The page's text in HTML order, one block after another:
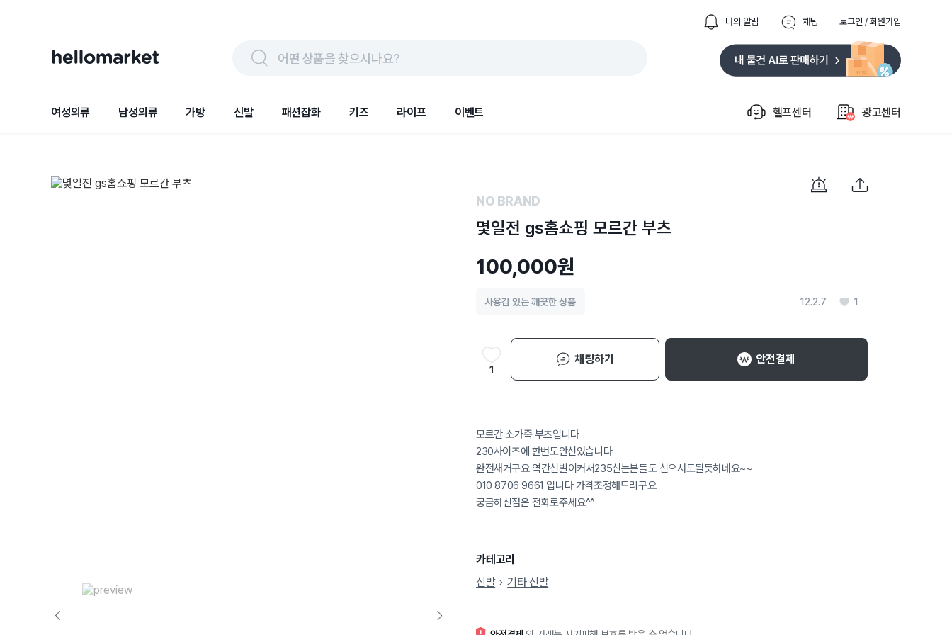
나의 알림 채팅 로그인 / 회원가입
어떤 상품을 찾으시나요?
여성의류 남성의류 가방 신발 패션잡화 키즈 라이프 이벤트 헬프센터 광고센터
NO BRAND
몇일전 gs홈쇼핑 모르간 부츠
100,000원
12.2.7 1
사용감 있는 깨끗한 상품
1
채팅하기 안전결제
모르간 소가죽 부츠입니다
230사이즈에 한번도안신었습니다
완전새거구요 역간신발이커서235신는븐들도 신으셔도될듯하네요~~
010 8706 9661 입니다 가격조정해드리구요
궁금하신점은 전화로주세요^^
카테고리
신발
기타 신발